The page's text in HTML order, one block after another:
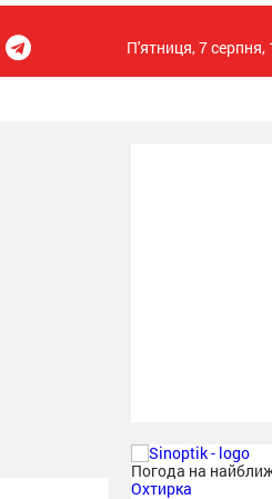
П'ятниця, 7 серпня,
Погода на
Охтирка